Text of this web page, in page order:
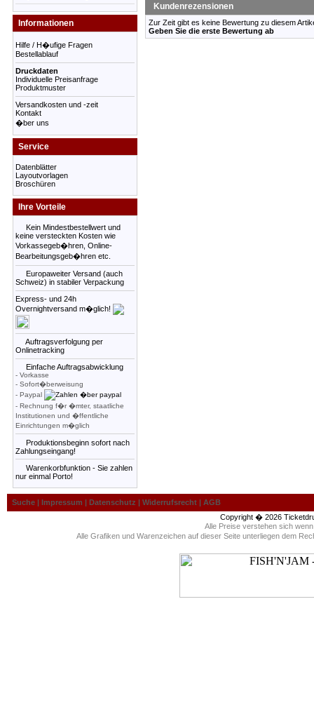
Informationen
Hilfe / H�ufige Fragen
Bestellablauf
Druckdaten
Individuelle Preisanfrage
Produktmuster
Versandkosten und -zeit
Kontakt
�ber uns
Service
Datenblätter
Layoutvorlagen
Broschüren
Ihre Vorteile
Kein Mindestbestellwert und
keine versteckten Kosten wie
Vorkassegeb�hren, Online-
Bearbeitungsgeb�hren etc.
Europaweiter Versand (auch
Schweiz) in stabiler Verpackung
Express- und 24h
Overnightversand m�glich!
Auftragsverfolgung per
Onlinetracking
Einfache Auftragsabwicklung
- Vorkasse
- Sofort�berweisung
- Paypal
- Rechnung f�r �mter, staatliche
Institutionen und �ffentliche
Einrichtungen m�glich
Produktionsbeginn sofort nach
Zahlungseingang!
Warenkorbfunktion - Sie zahlen
nur einmal Porto!
Kundenrezensionen
Zur Zeit gibt es keine Bewertung zu diesem
Geben Sie die erste Bewertung ab
Suche | Impressum | Datenschutz | Widerrufsrecht | AGB
Copyright � 2026
Alle Preise verstehen sich
Alle Grafiken und Warenzeichen auf dieser Seite unterliegen dem